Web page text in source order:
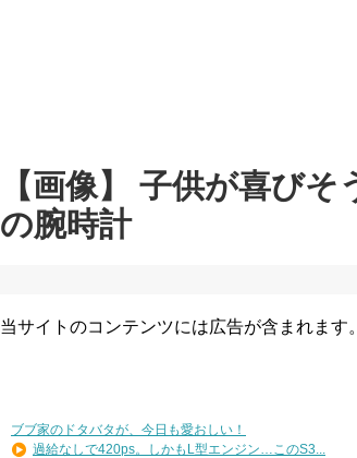
【画像】 子供が喜び
の腕時計
当サイトのコンテンツには広告が含まれます。
ブブ家のドタバタが、今日も愛おしい！
過給なしで420ps。しかもL型エンジン…このS3...